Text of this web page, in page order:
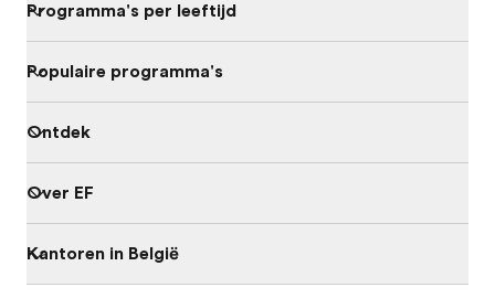
Programma's per leeftijd
Populaire programma's
Ontdek
Over EF
Kantoren in België